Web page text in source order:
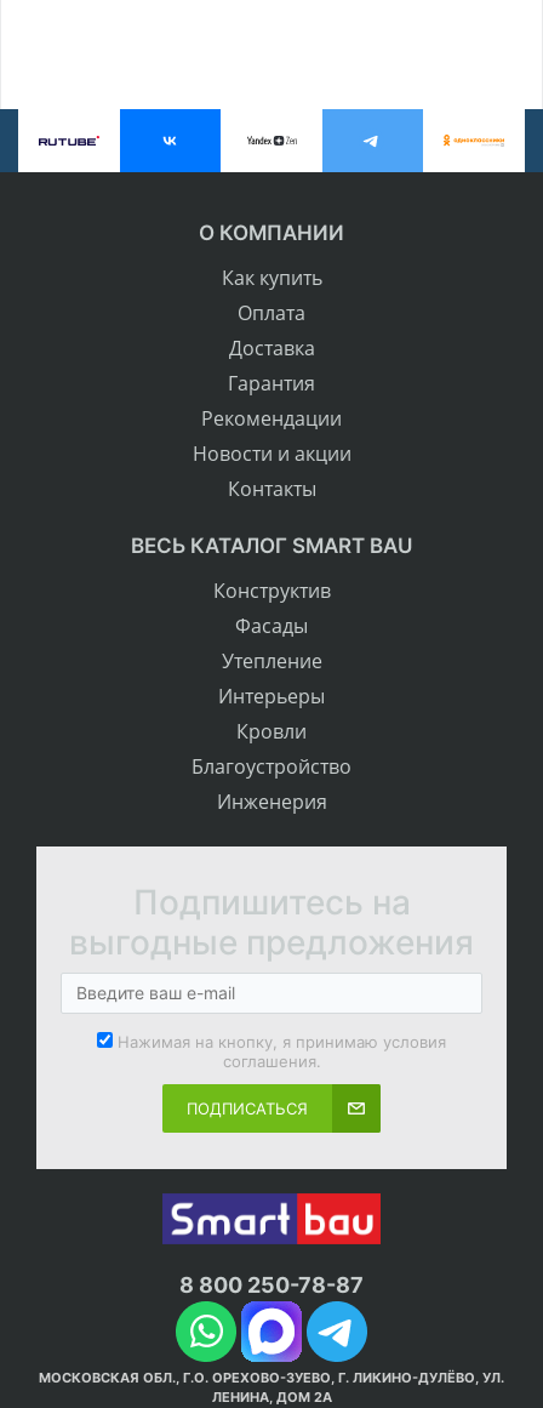
О КОМПАНИИ
Как купить
Оплата
Доставка
Гарантия
Рекомендации
Новости и акции
Контакты
ВЕСЬ КАТАЛОГ SMART BAU
Конструктив
Фасады
Утепление
Интерьеры
Кровли
Благоустройство
Инженерия
Подпишитесь на
выгодные предложения
Нажимая на кнопку, я принимаю условия
соглашения.
ПОДПИСАТЬСЯ
8 800 250-78-87
МОСКОВСКАЯ ОБЛ., Г.О. ОРЕХОВО-ЗУЕВО, Г. ЛИКИНО-ДУЛЁВО, УЛ.
ЛЕНИНА, ДОМ 2А